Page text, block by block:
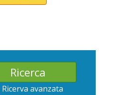
Ricerva avanzata